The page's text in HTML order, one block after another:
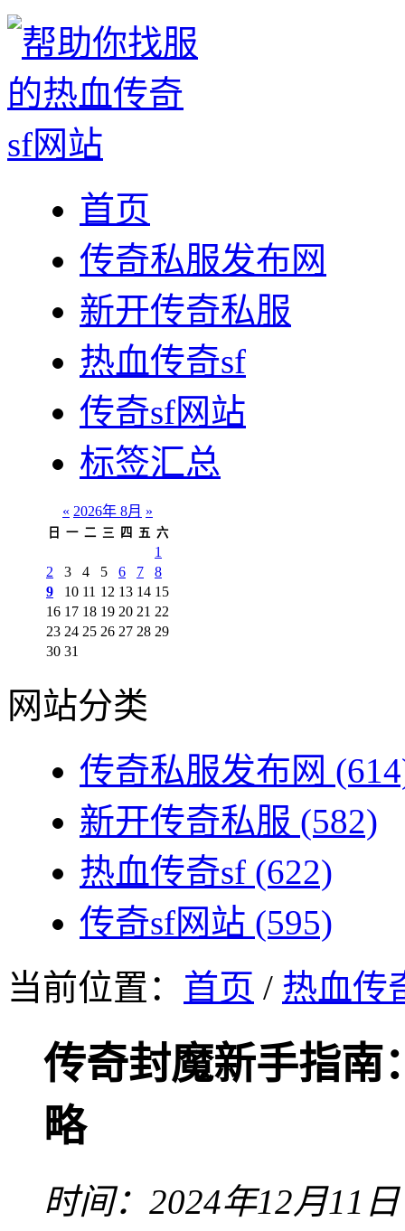
首页
传奇私服发布网
新开传奇私服
热血传奇sf
传奇sf网站
标签汇总
« 2026年 8月 »
日 一 二 三 四 五 六
1
2
3 4 5 6 7
8
9
10 11 12 13 14 15
16 17 18 19 20 21 22
23 24 25 26 27 28 29
30 31
网站分类
传奇私服发布网
新开传奇私服 (582)
热血传奇sf (622)
传奇sf网站 (595)
当前位置： 首页 / 热血传
传奇封魔新手指南
略
时间：2024年12月11